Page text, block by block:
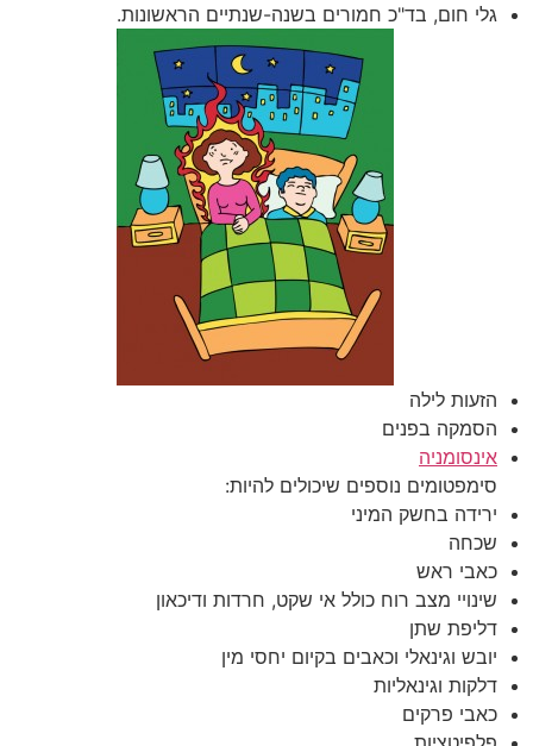
גלי חום, בד"כ חמורים בשנה-שנתיים הראשונות.
הזעות לילה
הסמקה בפנים
אינסומניה
סימפטומים נוספים שיכולים להיות:
ירידה בחשק המיני
שכחה
כאבי ראש
שינויי מצב רוח כולל אי שקט, חרדות ודיכאון
דליפת שתן
יובש וגינאלי וכאבים בקיום יחסי מין
דלקות וגינאליות
כאבי פרקים